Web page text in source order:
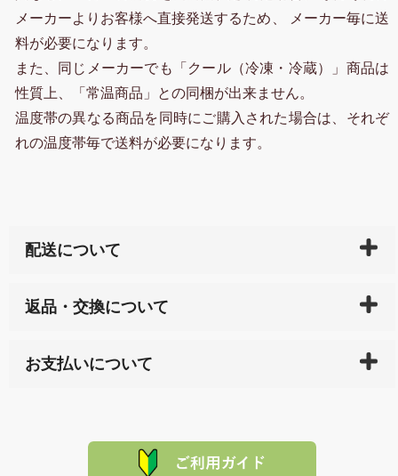
メーカーよりお客様へ直接発送するため、 メーカー毎に送
料が必要になります。
また、同じメーカーでも「クール（冷凍・冷蔵）」商品は
性質上、「常温商品」との同梱が出来ません。
温度帯の異なる商品を同時にご購入された場合は、それぞ
れの温度帯毎で送料が必要になります。
配送について
天ペイ」の方はご注文受付後）、 長崎県下全域に点在
サイト内で購入された商品の送料は、こちらの
全国送
れの生産メーカーからお客様の元へ直送いたしますの
返品・交換について
または配送途中の 事故などで不都合が生じている場合
品代金を返金いたします。）
その際は誠に申し訳ありませんが、当協会までご注文
お支払いについて
た場合、お客様からの ご入金を確認した後で、商品を